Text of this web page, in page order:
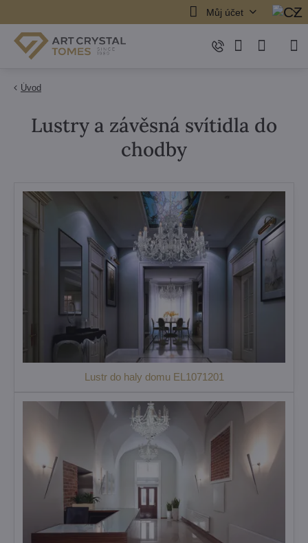
Můj účet
Úvod
Lustry a závěsná svítidla do
chodby
Lustr do haly domu EL1071201